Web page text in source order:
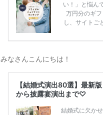
い！」と悩ん
万円分のギ
し、サイトご
ンペーン特典
得？」「プラ
みなさんこんにちは！
【結婚式演出80選】最新
から披露宴演出まで♡
結婚式に欠か